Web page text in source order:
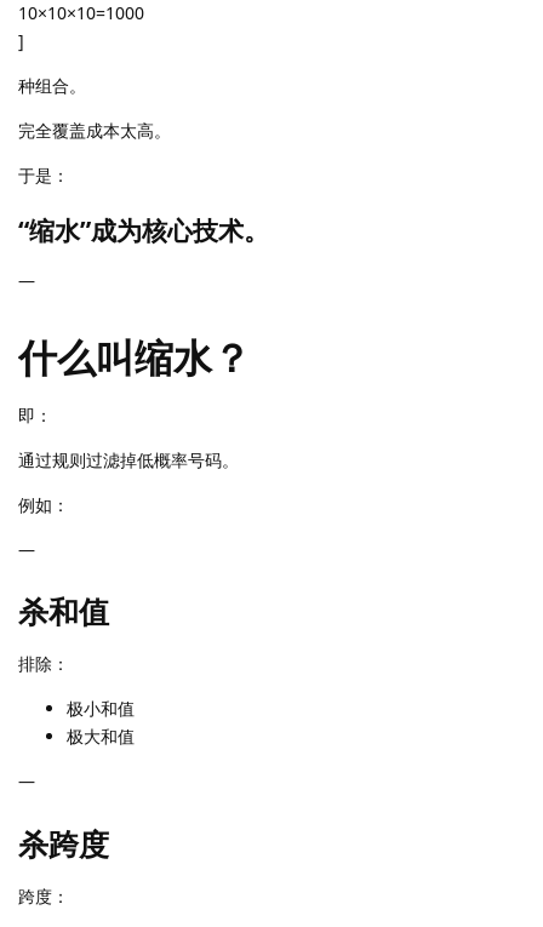
10×10×10=1000
]
种组合。
完全覆盖成本太高。
于是：
“缩水”成为核心技术。
—
什么叫缩水？
即：
通过规则过滤掉低概率号码。
例如：
—
杀和值
排除：
极小和值
极大和值
—
杀跨度
跨度：